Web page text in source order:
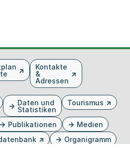
Kontakte
&
Adressen
Daten und
Statistiken
Tourismus
Publikationen
Medien
Organigramm